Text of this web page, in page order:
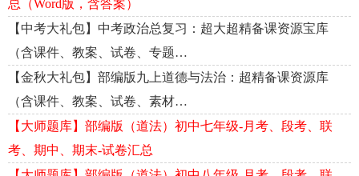
总（Word版，含答案）
【中考大礼包】中考政治总复习：超大超精备课资源宝库
（含课件、教案、试卷、专题…
【金秋大礼包】部编版九上道德与法治：超精备课资源库
（含课件、教案、试卷、素材…
【大师题库】部编版（道法）初中七年级-月考、段考、联
考、期中、期末-试卷汇总